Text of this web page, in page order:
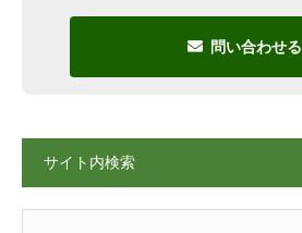
問い合わせる
サイト内検索